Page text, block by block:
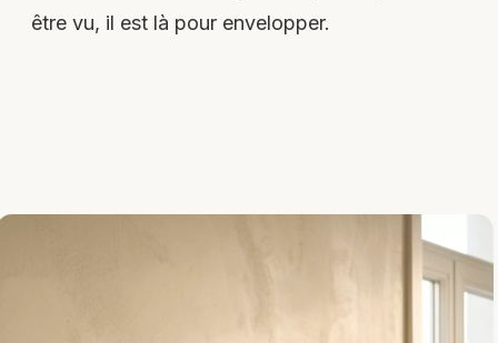
être vu, il est là pour envelopper.